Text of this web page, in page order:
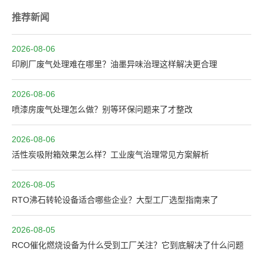
推荐新闻
2026-08-06
印刷厂废气处理难在哪里？油墨异味治理这样解决更合理
2026-08-06
喷漆房废气处理怎么做？别等环保问题来了才整改
2026-08-06
活性炭吸附箱效果怎么样？工业废气治理常见方案解析
2026-08-05
RTO沸石转轮设备适合哪些企业？大型工厂选型指南来了
2026-08-05
RCO催化燃烧设备为什么受到工厂关注？它到底解决了什么问题